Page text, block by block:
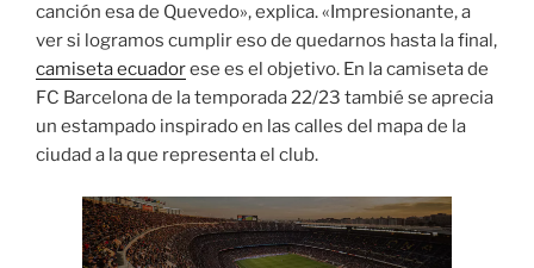
canción esa de Quevedo», explica. «Impresionante, a
ver si logramos cumplir eso de quedarnos hasta la final,
camiseta ecuadorese es el objetivo. En la camiseta de
FC Barcelona de la temporada 22/23 tambié se aprecia
un estampado inspirado en las calles del mapa de la
ciudad a la que representa el club.